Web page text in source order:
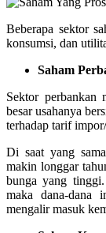
Beberapa sektor
konsumsi, dan
Saham
Sektor perbankan
besar usahanya
terhadap tarif
Di saat yang
makin longgar
bunga yang
maka dana-dana
mengalir masuk